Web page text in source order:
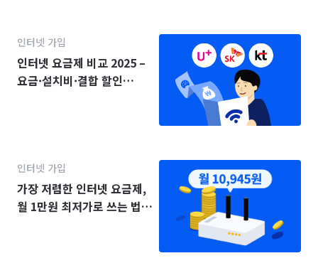
인터넷 가입
인터넷 요금제 비교 2025 –
요금·설치비·결합 할인
인터넷 가입
가장 저렴한 인터넷 요금제,
월 1만원 최저가로 쓰는 법